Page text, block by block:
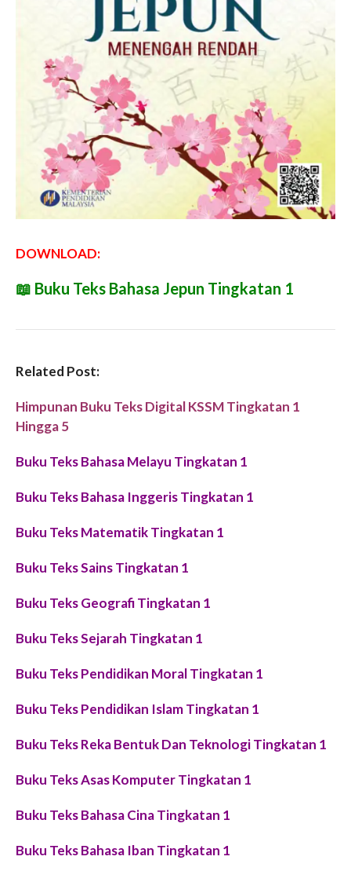
DOWNLOAD:
📖 Buku Teks Bahasa Jepun Tingkatan 1
Related Post:
Himpunan Buku Teks Digital KSSM Tingkatan 1
Hingga 5
Buku Teks Bahasa Melayu Tingkatan 1
Buku Teks Bahasa Inggeris Tingkatan 1
Buku Teks Matematik Tingkatan 1
Buku Teks Sains Tingkatan 1
Buku Teks Geografi Tingkatan 1
Buku Teks Sejarah Tingkatan 1
Buku Teks Pendidikan Moral Tingkatan 1
Buku Teks Pendidikan Islam Tingkatan 1
Buku Teks Reka Bentuk Dan Teknologi Tingkatan 1
Buku Teks Asas Komputer Tingkatan 1
Buku Teks Bahasa Cina Tingkatan 1
Buku Teks Bahasa Iban Tingkatan 1